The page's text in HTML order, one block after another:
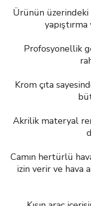
Ürünün üzerindeki
Profosyonellik
Krom çıta
Akrilik materyal
Camın hertürlü
izin verir ve hava